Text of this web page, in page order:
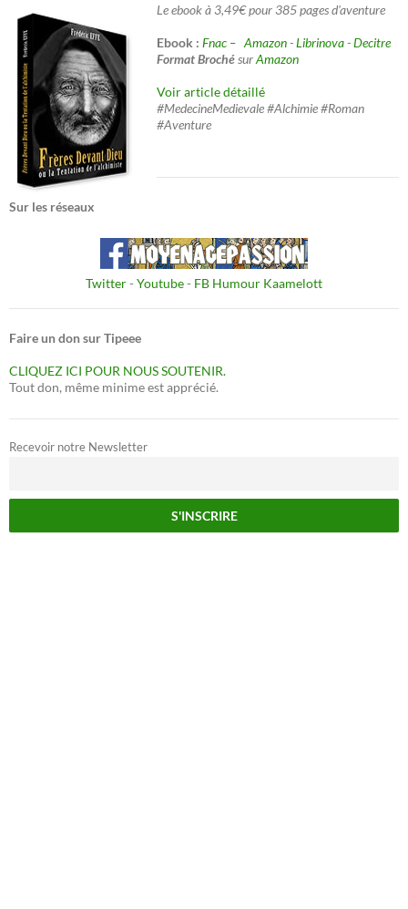
Le ebook à 3,49€ pour 385 pages d'aventure
Ebook : Fnac – Amazon-Librinova-Decitre
Format BrochésurAmazon
Voir article détaillé
#MedecineMedievale #Alchimie #Roman
#Aventure
Sur les réseaux
Twitter- Youtube- FB Humour Kaamelott
Faire un don sur Tipeee
CLIQUEZ ICI POUR NOUS SOUTENIR.
Tout don, même minime est apprécié.
Recevoir notre Newsletter